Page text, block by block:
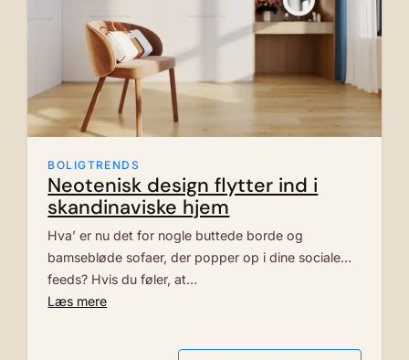
BOLIGTRENDS
Neotenisk design flytter ind i
skandinaviske hjem
Hva’ er nu det for nogle buttede borde og
bamsebløde sofaer, der popper op i dine sociale
feeds? Hvis du føler, at…
Læs mere